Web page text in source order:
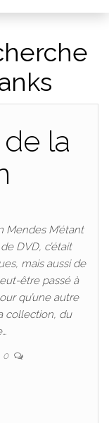
la
Mendes M’étant
DVD, c’était
mais aussi de
être passé à
qu’une autre
collection, du
0